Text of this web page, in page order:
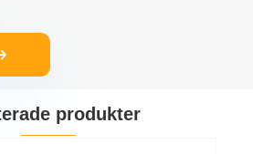
produkter